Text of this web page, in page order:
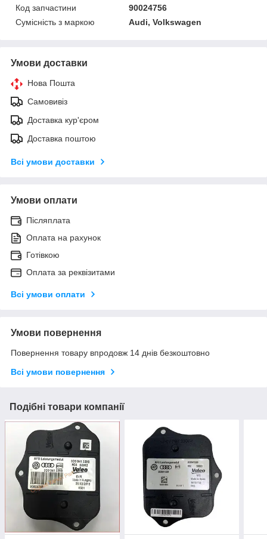
Код запчастини
90024756
Сумісність з маркою
Audi, Volkswagen
Умови доставки
Нова Пошта
Самовивіз
Доставка кур'єром
Доставка поштою
Всі умови доставки
Умови оплати
Післяплата
Оплата на рахунок
Готівкою
Оплата за реквізитами
Всі умови оплати
Умови повернення
Повернення товару впродовж 14 днів безкоштовно
Всі умови повернення
Подібні товари компанії